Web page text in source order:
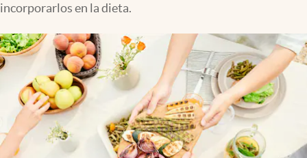
Clima
Espiritualidad
Mediakit
abre en nueva pestaña
México
incorporarlos en la dieta.